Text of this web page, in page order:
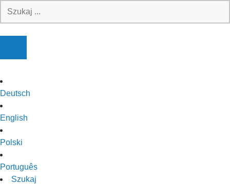
Deutsch
English
Polski
Português
Szukaj